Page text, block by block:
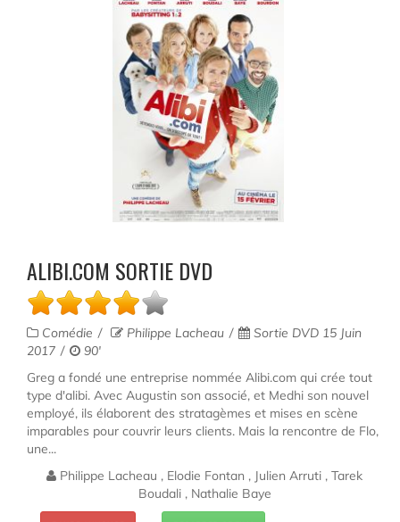
ALIBI.COM SORTIE DVD
Comédie Philippe Lacheau
Sortie DVD 15 Juin
2017
90'
Greg a fondé une entreprise nommée Alibi.com qui crée tout
type d'alibi. Avec Augustin son associé, et Medhi son nouvel
employé, ils élaborent des stratagèmes et mises en scène
imparables pour couvrir leurs clients. Mais la rencontre de Flo,
une...
Philippe Lacheau , Elodie Fontan , Julien Arruti , Tarek
Boudali , Nathalie Baye